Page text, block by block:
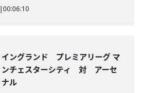
|00:06:10
イングランド プレミアリーグ マ
ンチェスターシティ 対 アーセ
ナル